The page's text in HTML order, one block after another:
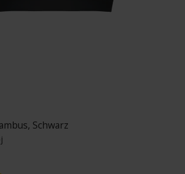
Schwarz